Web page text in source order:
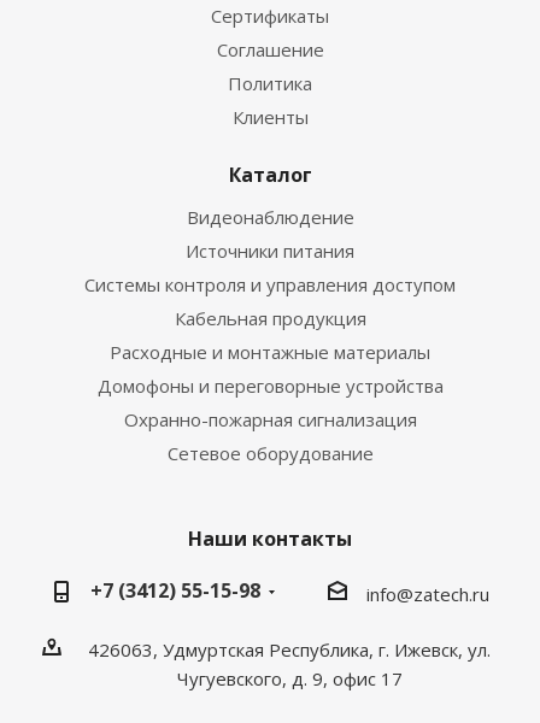
Сертификаты
Соглашение
Политика
Клиенты
Каталог
Видеонаблюдение
Источники питания
Системы контроля и управления доступом
Кабельная продукция
Расходные и монтажные материалы
Домофоны и переговорные устройства
Охранно-пожарная сигнализация
Сетевое оборудование
Наши контакты
+7 (3412) 55-15-98
info@zatech.ru
426063, Удмуртская Республика, г. Ижевск, ул.
Чугуевского, д. 9, офис 17